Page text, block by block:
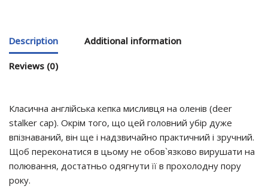
Description Additional information
Reviews (0)
Класична англійська кепка мисливця на оленів (deer
stalker cap). Окрім того, що цей головний убір дуже
впізнаваний, він ще і надзвичайно практичний і зручний.
Щоб переконатися в цьому не обов`язково вирушати на
полювання, достатньо одягнути її в прохолодну пору
року.